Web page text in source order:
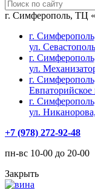
г. Симферополь, ТЦ
г.
ул.
г.
ул.
г.
Евпаторийское
г.
ул.
+7 (978) 272-92-48
пн-вс 10-00 до 20-00
Закрыть